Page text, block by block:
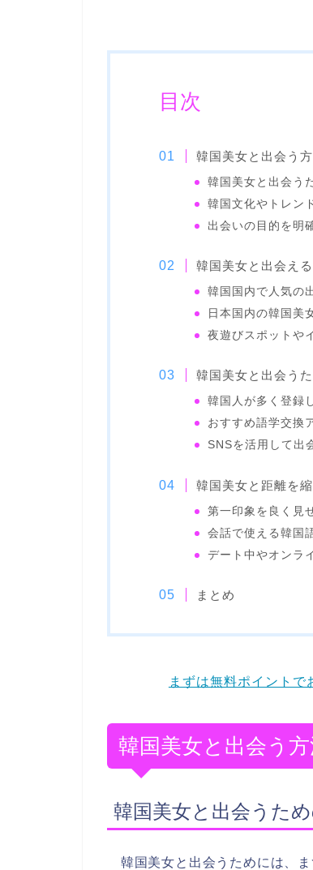
目次
韓国美女と出会う
韓国美女と出会う
韓国文化やトレン
出会いの目的を明
韓国美女と出会え
韓国国内で人気の
日本国内の韓国美
夜遊びスポットや
韓国美女と出会う
韓国人が多く登録
おすすめ語学交換
SNSを活用して出
韓国美女と距離を
第一印象を良く見
会話で使える韓国
デート中やオンラ
まとめ
まずは無料ポイント
韓国美女と出会う
韓国美女と出会うため
韓国美女と出会うためには、